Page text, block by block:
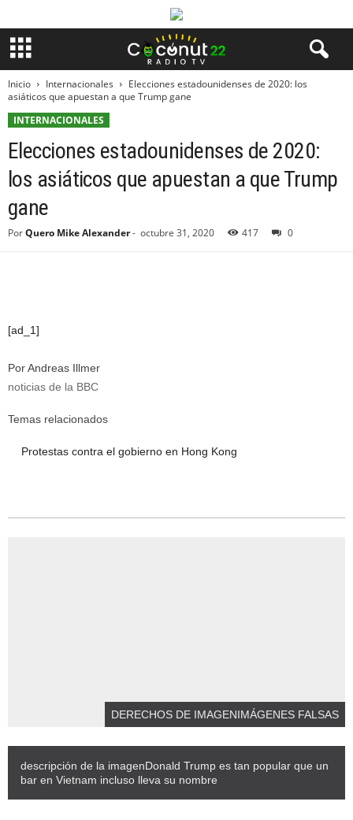
Inicio Internacionales
Elecciones estadounidenses de 2020: los
asiáticos que apuestan a que Trump gane
INTERNACIONALES
Elecciones estadounidenses de 2020:
los asiáticos que apuestan a que Trump
gane
PorQuero Mike Alexander- octubre 31, 2020 417 0
[ad_1]
Por Andreas Illmer
noticias de la BBC
Temas relacionados
Protestas contra el gobierno en Hong Kong
DERECHOS DE IMAGENIMÁGENES FALSAS
descripción de la imagenDonald Trump es tan popular que un
bar en Vietnam incluso lleva su nombre